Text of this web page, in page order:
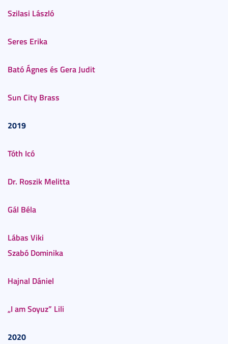
Szilasi László
Seres Erika
Bató Ágnes és Gera Judit
Sun City Brass
2019
Tóth Icó
Dr. Roszik Melitta
Gál Béla
Lábas Viki
Szabó Dominika
Hajnal Dániel
„I am Soyuz” Lili
2020